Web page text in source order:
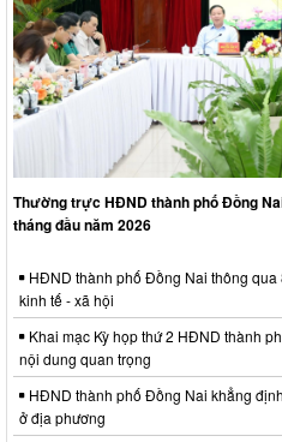
Thường trực HĐND thành phố Đồng
tháng đầu năm 2026
HĐND thành phố Đồng Nai thông
kinh tế - xã hội
Khai mạc Kỳ họp thứ 2 HĐND thành
nội dung quan trọng
HĐND thành phố Đồng Nai khẳng
ở địa phương